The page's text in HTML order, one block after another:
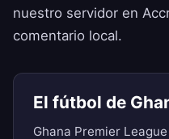
nuestro servidor en
comentario local.
El fútbol de
Ghana Premier